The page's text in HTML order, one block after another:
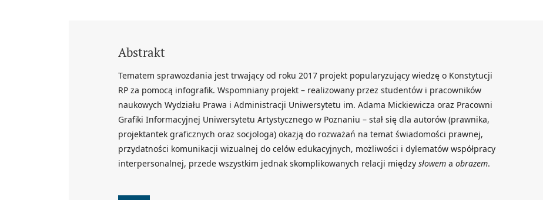
Abstrakt
Tematem sprawozdania jest trwający od roku 2017 projekt popularyzujący wiedzę o Konstytucji
RP za pomocą infografik. Wspomniany projekt – realizowany przez studentów i pracowników
naukowych Wydziału Prawa i Administracji Uniwersytetu im. Adama Mickiewicza oraz Pracowni
Grafiki Informacyjnej Uniwersytetu Artystycznego w Poznaniu – stał się dla autorów (prawnika,
projektantek graficznych oraz socjologa) okazją do rozważań na temat świadomości prawnej,
przydatności komunikacji wizualnej do celów edukacyjnych, możliwości i dylematów współpracy
interpersonalnej, przede wszystkim jednak skomplikowanych relacji między słowem a obrazem.